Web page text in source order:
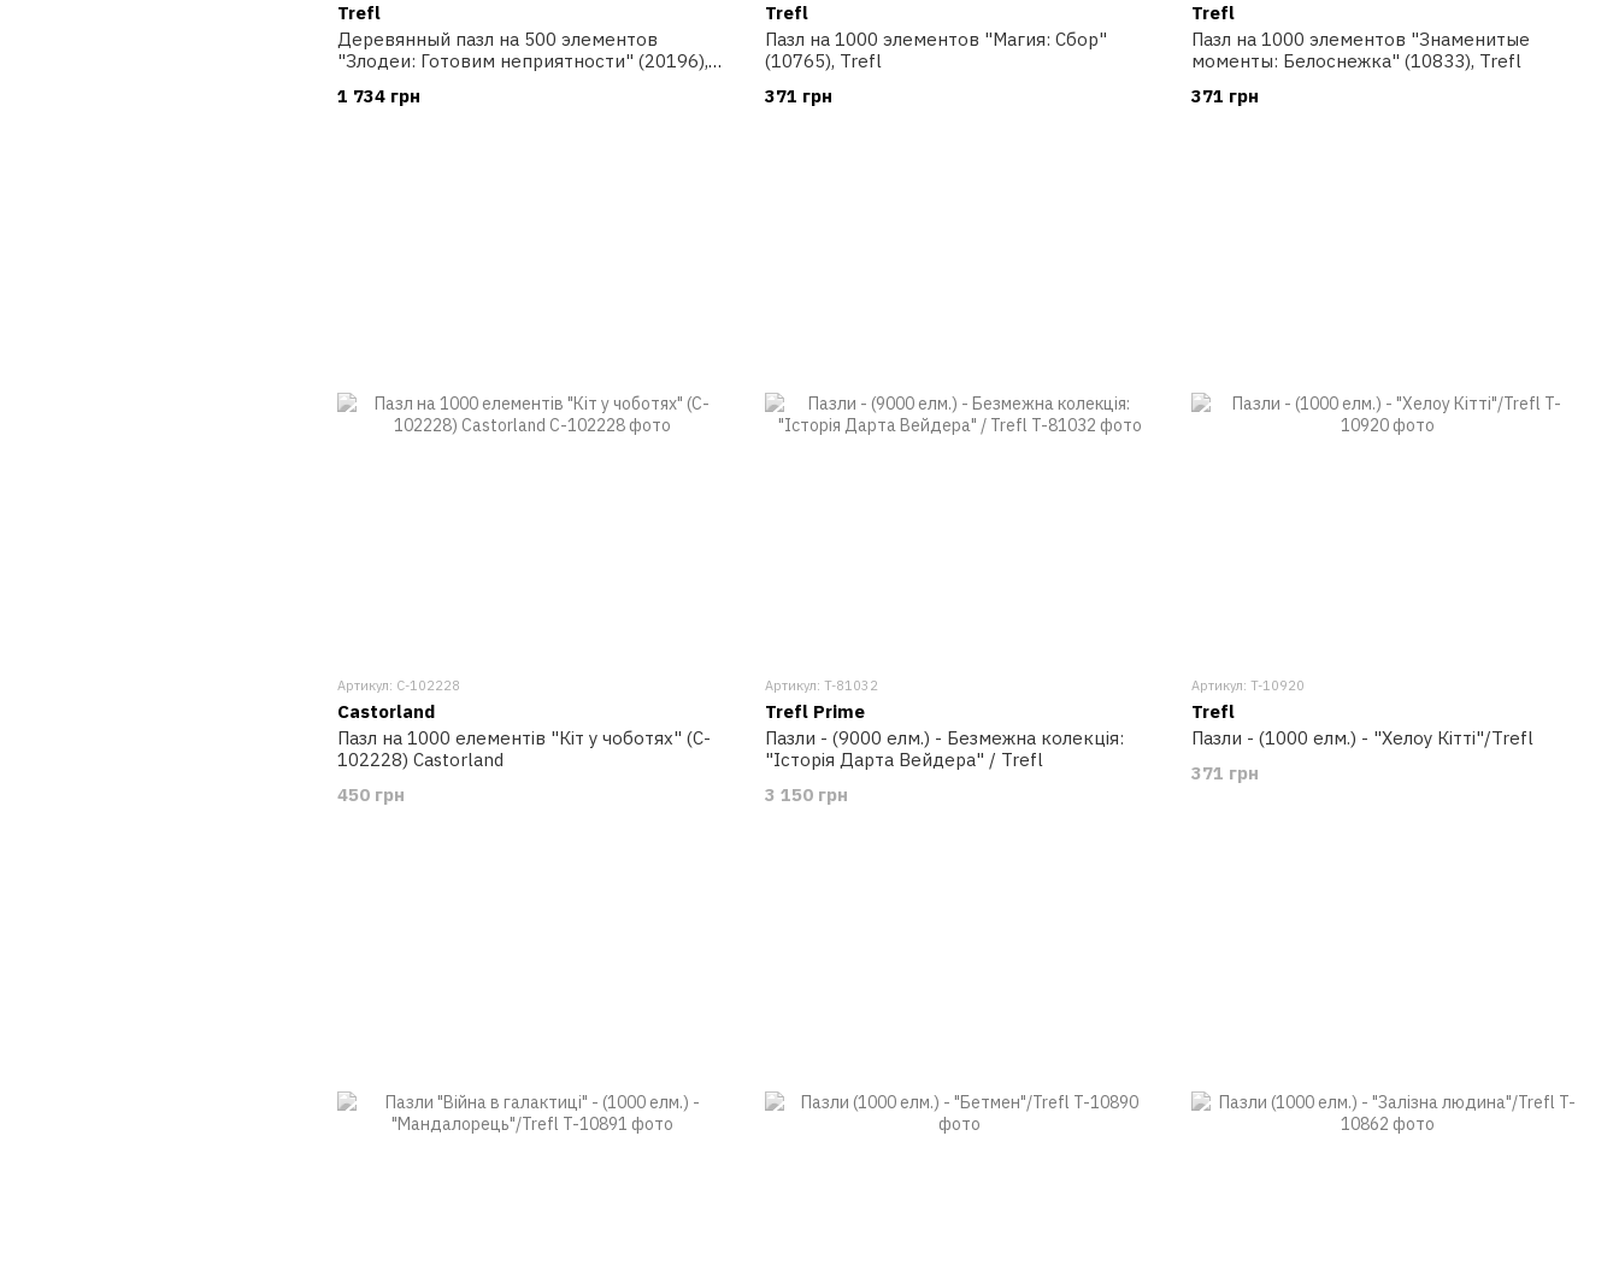
Trefl
Деревянный пазл на 500 элементов
"Злодеи: Готовим неприятности" (20196),
1 734 грн
Trefl
Пазл на 1000 элементов "Магия: Сбор"
(10765), Trefl
371 грн
Trefl
Пазл на 1000 элементов "Знаменитые
моменты: Белоснежка" (10833), Trefl
371 грн
Артикул: C-102228
Castorland
Пазл на 1000 елементів "Кіт у чоботях" (C-
102228) Castorland
450 грн
Артикул: T-81032
Trefl Prime
Пазли - (9000 елм.) - Безмежна колекція:
"Історія Дарта Вейдера" / Trefl
3 150 грн
Артикул: T-10920
Trefl
Пазли - (1000 елм.) - "Хелоу Кітті"/Trefl
371 грн